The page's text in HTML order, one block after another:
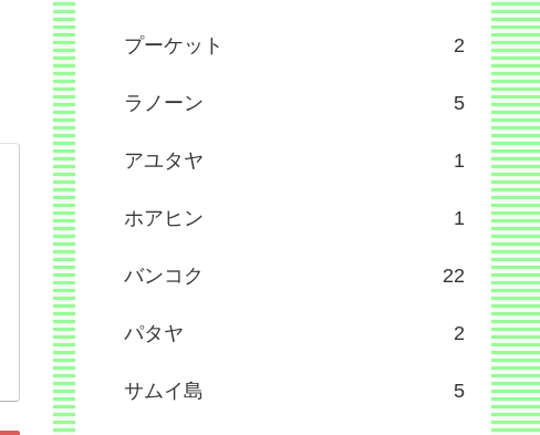
プーケット 2
ラノーン 5
アユタヤ 1
ホアヒン 1
バンコク 22
パタヤ 2
サムイ島 5